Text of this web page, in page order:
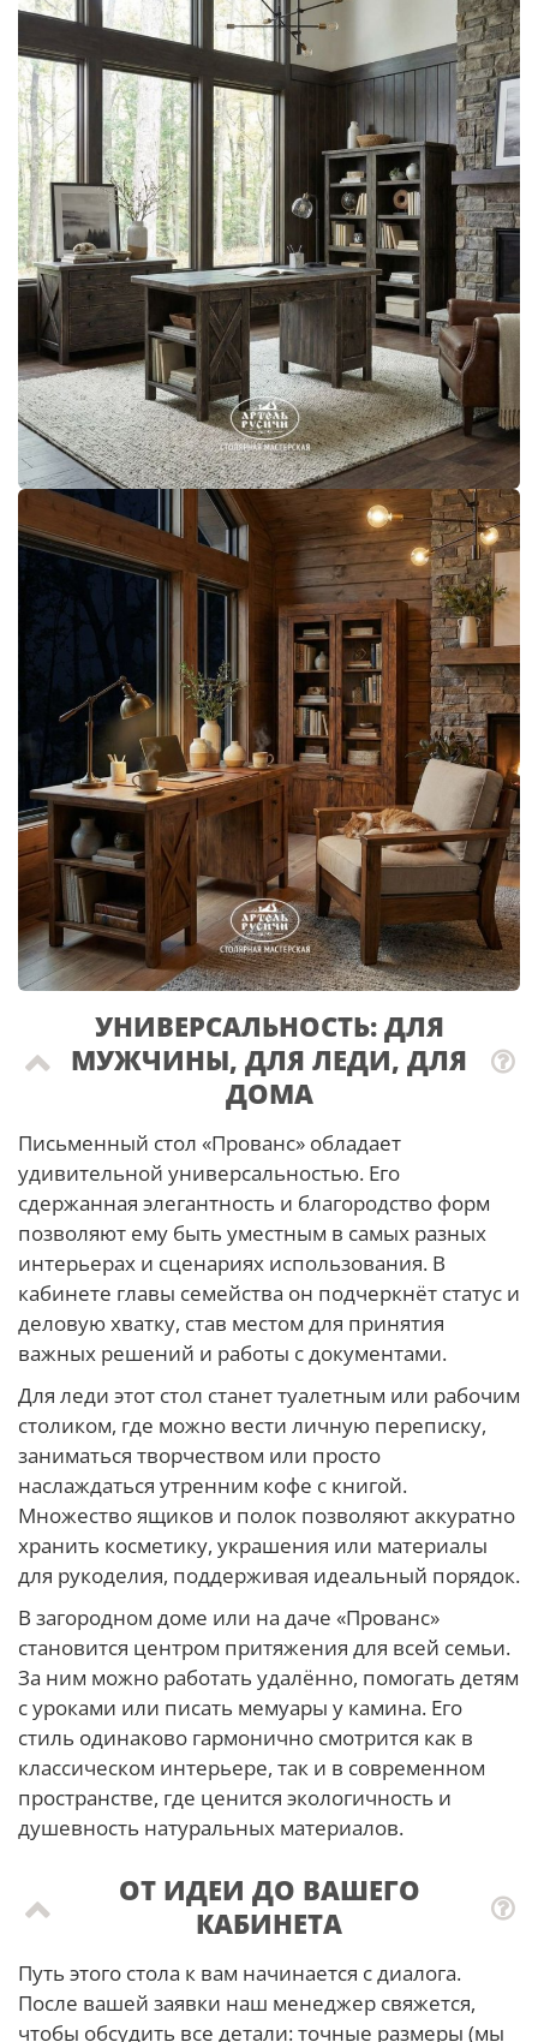
УНИВЕРСАЛЬНОСТЬ: ДЛЯ
МУЖЧИНЫ, ДЛЯ ЛЕДИ, ДЛЯ
ДОМА
Письменный стол «Прованс» обладает
удивительной универсальностью. Его
сдержанная элегантность и благородство форм
позволяют ему быть уместным в самых разных
интерьерах и сценариях использования. В
кабинете главы семейства он подчеркнёт статус и
деловую хватку, став местом для принятия
важных решений и работы с документами.
Для леди этот стол станет туалетным или рабочим
столиком, где можно вести личную переписку,
заниматься творчеством или просто
наслаждаться утренним кофе с книгой.
Множество ящиков и полок позволяют аккуратно
хранить косметику, украшения или материалы
для рукоделия, поддерживая идеальный порядок.
В загородном доме или на даче «Прованс»
становится центром притяжения для всей семьи.
За ним можно работать удалённо, помогать детям
с уроками или писать мемуары у камина. Его
стиль одинаково гармонично смотрится как в
классическом интерьере, так и в современном
пространстве, где ценится экологичность и
душевность натуральных материалов.
ОТ ИДЕИ ДО ВАШЕГО
КАБИНЕТА
Путь этого стола к вам начинается с диалога.
После вашей заявки наш менеджер свяжется,
чтобы обсудить все детали: точные размеры (мы